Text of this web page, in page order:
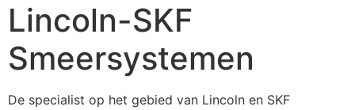
Lincoln-SKF
Smeersystemen
De specialist op het gebied van Lincoln en SKF